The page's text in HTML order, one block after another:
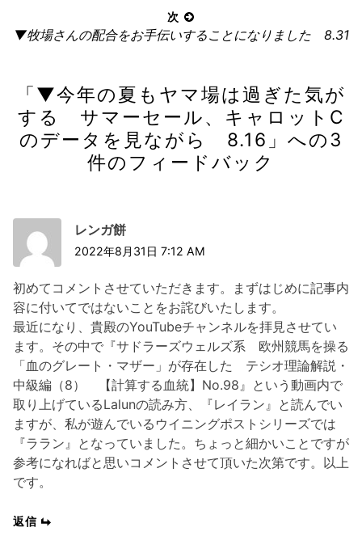
ー
ョ
ン
次
次
事:
▼牧場さんの配合をお手伝いすることになりました 8.31
「▼今年の夏もヤマ場は過ぎた気が
する サマーセール、キャロットC
のデータを見ながら 8.16 」への3
件のフィードバック
レンガ餅
2022年8月31日 7:12 AM
初めてコメントさせていただきます。まずはじめに記事内
容に付いてではないことをお詫びいたします。
最近になり、貴殿のYouTubeチャンネルを拝見させてい
ます。その中で『サドラーズウェルズ系 欧州競馬を操る
「血のグレート・マザー」が存在した テシオ理論解説・
中級編（8） 【計算する血統】No.98』という動画内で
取り上げているLalunの読み方、『レイラン』と読んでい
ますが、私が遊んでいるウイニングポストシリーズでは
『ララン』となっていました。ちょっと細かいことですが
参考になればと思いコメントさせて頂いた次第です。以上
です。
返信